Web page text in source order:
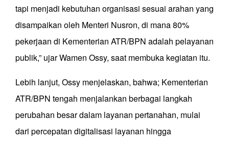
tapi menjadi kebutuhan organisasi sesuai arahan yang
disampaikan oleh Menteri Nusron, di mana 80%
pekerjaan di Kementerian ATR/BPN adalah pelayanan
publik,” ujar Wamen Ossy, saat membuka kegiatan itu.
Lebih lanjut, Ossy menjelaskan, bahwa; Kementerian
ATR/BPN tengah menjalankan berbagai langkah
perubahan besar dalam layanan pertanahan, mulai
dari percepatan digitalisasi layanan hingga